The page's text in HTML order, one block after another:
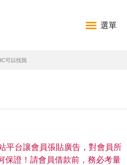
選單
可以找我
平台讓會員張貼廣告，對會員所
保證！請會員借款前，務必考量